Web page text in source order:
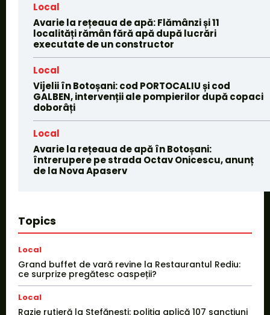
Local
Avarie la rețeaua de apă: Flămânzi și 11
localități rămân fără apă după lucrări
executate de un constructor
Local
Vijelii în Botoșani: cod PORTOCALIU și cod
GALBEN, intervenții ale pompierilor după copaci
doborâți
Local
Avarie la rețeaua de apă în Botoșani:
întrerupere pe strada Octav Onicescu, anunț
de la Nova Apaserv
Topics
Local
Grand buffet de vară revine la Restaurantul Rediu:
ce surprize pregătesc oaspeții?
Local
Razie rutieră la Ștefănești: poliția aplică 107 sancțiuni